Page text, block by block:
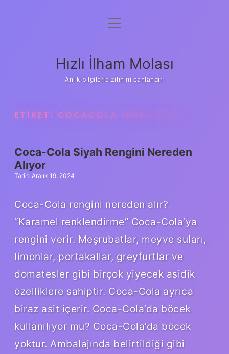
Anasayfa
Yasal Uyarı
menüyü
Hızlı İlham Molası
Anlık bilgilerle zihnini canlandır!
ETIKET: COCACOLA İSRAILIN MI
Coca-Cola Siyah Rengini Nereden
Alıyor
Tarih: Aralık 19, 2024
Coca-Cola rengini nereden alır?
“Karamel renklendirme” Coca-Cola’ya
rengini verir. Meşrubatlar, meyve suları,
limonlar, portakallar, greyfurtlar ve
domatesler gibi birçok yiyecek asidik
özelliklere sahiptir. Coca-Cola ayrıca
biraz asit içerir. Coca-Cola’da böcek
kullanılıyor mu? Coca-Cola’da böcek
yoktur. Ambalajında ​​belirtildiği gibi